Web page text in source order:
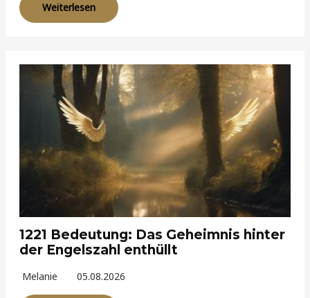
Weiterlesen
1221 Bedeutung: Das Geheimnis hinter
der Engelszahl enthüllt
Melanie 05.08.2026